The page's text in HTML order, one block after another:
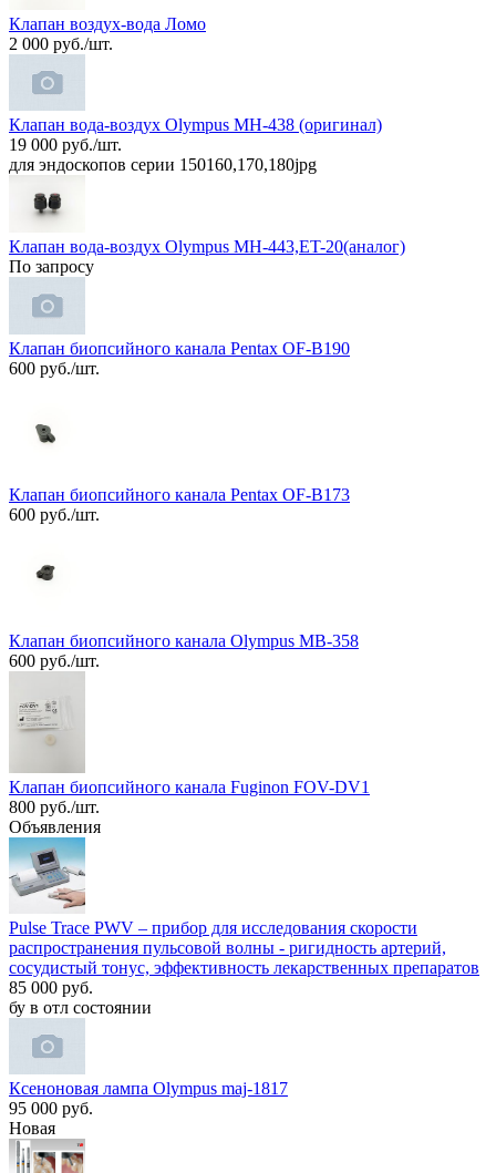
Клапан воздух-вода Ломо
2 000 руб./шт.
Клапан вода-воздух Оlympus MH-438 (оригинал)
19 000 руб./шт.
для эндоскопов серии 150160,170,180jpg
Клапан вода-воздух Olympus MH-443,ET-20(аналог)
По запросу
Клапан биопсийного канала Pentax OF-B190
600 руб./шт.
Клапан биопсийного канала Pentax OF-B173
600 руб./шт.
Клапан биопсийного канала Olympus MB-358
600 руб./шт.
Клапан биопсийного канала Fuginon FOV-DV1
800 руб./шт.
Объявления
Pulse Trace PWV – прибор для исследования скорости
распространения пульсовой волны - ригидность артерий,
сосудистый тонус, эффективность лекарственных препаратов
85 000 руб.
бу в отл состоянии
Ксеноновая лампа Olympus maj-1817
95 000 руб.
Новая